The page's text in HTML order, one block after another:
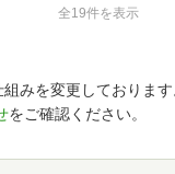
全19件を表示
みを変更しておりま
をご確認ください。